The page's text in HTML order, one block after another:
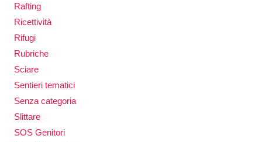
Rafting
Ricettività
Rifugi
Rubriche
Sciare
Sentieri tematici
Senza categoria
Slittare
SOS Genitori